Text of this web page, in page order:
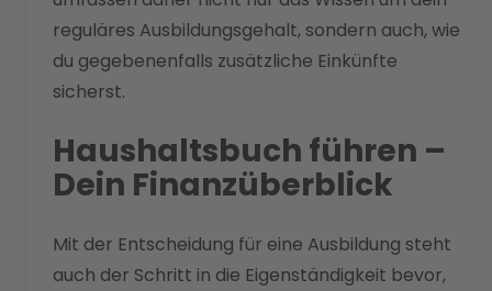
reguläres Ausbildungsgehalt, sondern auch, wie
du gegebenenfalls zusätzliche Einkünfte
sicherst.
Haushaltsbuch führen –
Dein Finanzüberblick
Mit der Entscheidung für eine Ausbildung steht
auch der Schritt in die Eigenständigkeit bevor,